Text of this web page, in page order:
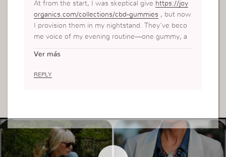
At from the start, I was skeptical give https://joy
organics.com/collections/cbd-gummies , but now
I provision them in my nightstand. They’ve beco
me voice of my evening routine—one gummy, a
for all significance checking out.
Ver más
REPLY